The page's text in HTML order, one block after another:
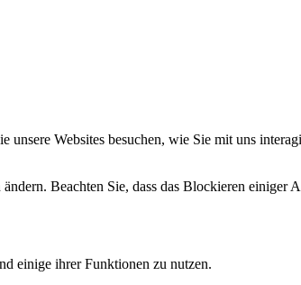
Websites besuchen, wie Sie mit uns
Beachten Sie, dass das Blockieren einiger
einige ihrer Funktionen zu nutzen.